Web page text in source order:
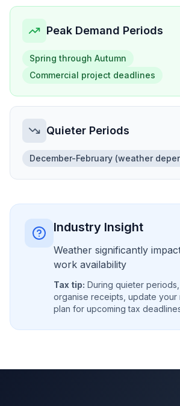
Peak Demand Periods
Spring through Autumn
Commercial project deadlines
Quieter Periods
December-February (weather
Industry Insight
Weather significantly
work availability
Tax tip: During quieter
organise receipts, update your
plan for upcoming tax